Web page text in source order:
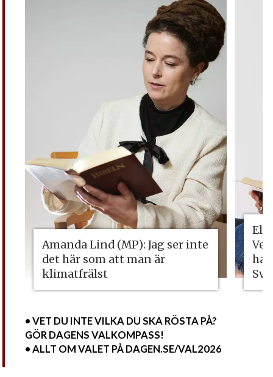
Amanda Lind (MP): Jag ser inte
det här som att man är
klimatfrälst
ha
• VET DU INTE VILKA DU SKA RÖSTA PÅ?
GÖR DAGENS VALKOMPASS!
• ALLT OM VALET PÅ DAGEN.SE/VAL2026